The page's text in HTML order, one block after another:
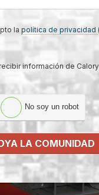
lapolítica de privacidad
información de
No soy un robot
LA COMUNIDAD